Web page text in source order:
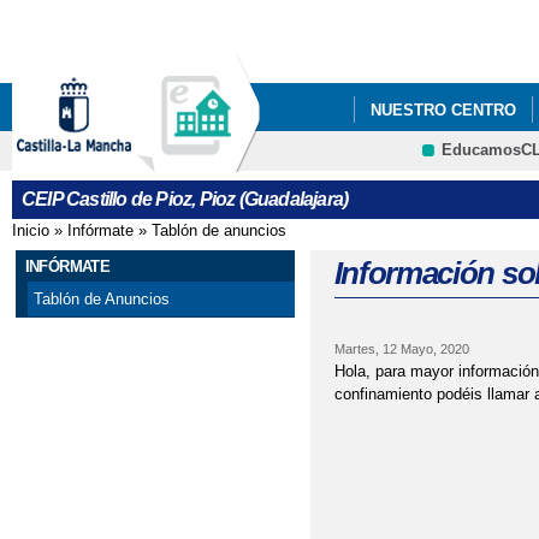
NUESTRO CENTRO
PROYECTO
CEIP Castillo de Pioz, Pioz (Guadalajara)
Se encuentra usted aquí
Inicio » Infórmate » Tablón de anuncios
INFÓRMATE
Tablón de Anuncios
Información
Martes, 12 Mayo, 2020
Hola, para mayor
confinamiento podéis llamar